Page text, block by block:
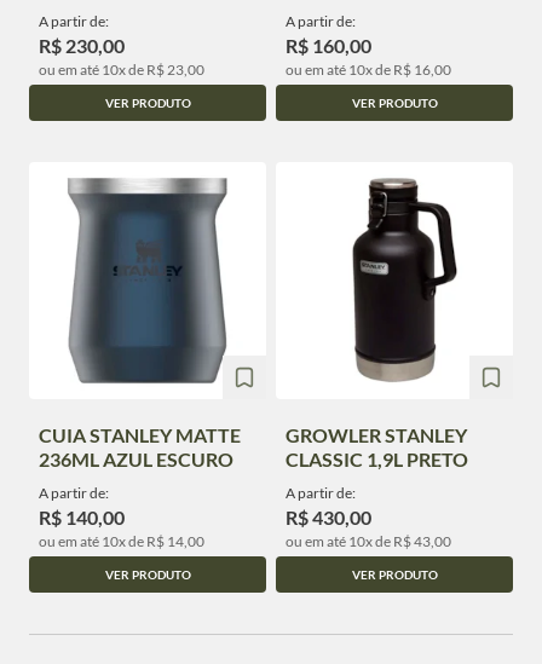
A partir de:
R$ 230,00
ou em até 10x de R$ 23,00
VER PRODUTO
A partir de:
R$ 160,00
ou em até 10x de R$ 16,00
VER PRODUTO
CUIA STANLEY MATTE
236ML AZUL ESCURO
A partir de:
R$ 140,00
ou em até 10x de R$ 14,00
VER PRODUTO
GROWLER STANLEY
CLASSIC 1,9L PRETO
A partir de:
R$ 430,00
ou em até 10x de R$ 43,00
VER PRODUTO